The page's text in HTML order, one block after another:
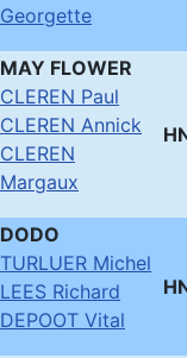
Georgette
MAY FLOWER
CLEREN Paul
CLEREN Annick
CLEREN
Margaux
DODO
TURLUER Michel
LEES Richard
DEPOOT Vital